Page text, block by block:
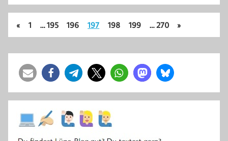
« 1 … 195 196 197 198 199 … 270 »